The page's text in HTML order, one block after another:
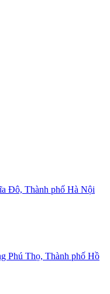
Đô, Thành phố Hà Nội
Phú Thọ, Thành phố Hồ